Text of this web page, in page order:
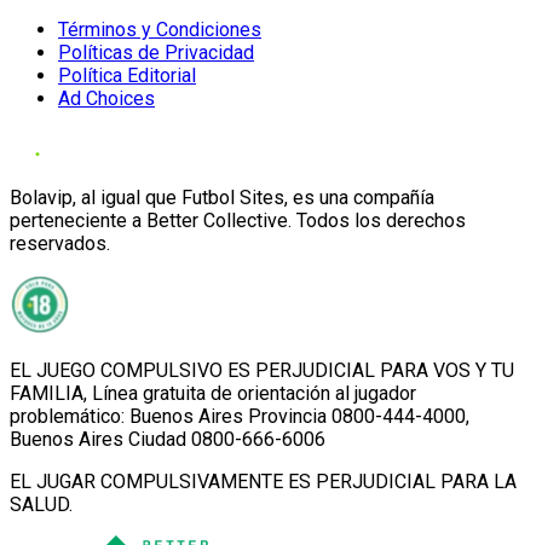
Términos y Condiciones
Políticas de Privacidad
Política Editorial
Ad Choices
Bolavip, al igual que Futbol Sites, es una compañía
perteneciente a Better Collective. Todos los derechos
reservados.
EL JUEGO COMPULSIVO ES PERJUDICIAL PARA VOS Y TU
FAMILIA, Línea gratuita de orientación al jugador
problemático: Buenos Aires Provincia 0800-444-4000,
Buenos Aires Ciudad 0800-666-6006
EL JUGAR COMPULSIVAMENTE ES PERJUDICIAL PARA LA
SALUD.